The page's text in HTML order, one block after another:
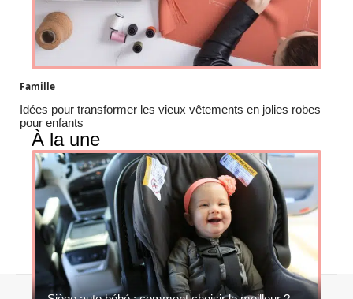
Famille
Idées pour transformer les vieux vêtements en jolies robes
pour enfants
À la une
Contact Mentions légales Sitemap